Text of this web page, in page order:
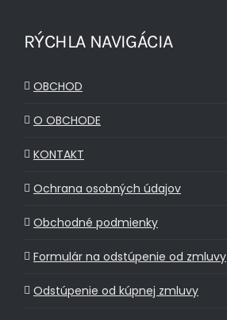
RÝCHLA NAVIGÁCIA
OBCHOD
O OBCHODE
KONTAKT
Ochrana osobných údajov
Obchodné podmienky
Formulár na odstúpenie od zmluvy
Odstúpenie od kúpnej zmluvy